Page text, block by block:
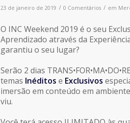
23 de janeiro de 2019 / 0 Comentários / em
O INC Weekend 2019 é o seu
Aprendizado através da
garantiu o seu lugar?
Serão 2 dias
temas Inéditos e Exclusivos
imersão em conteúdo em
viu.